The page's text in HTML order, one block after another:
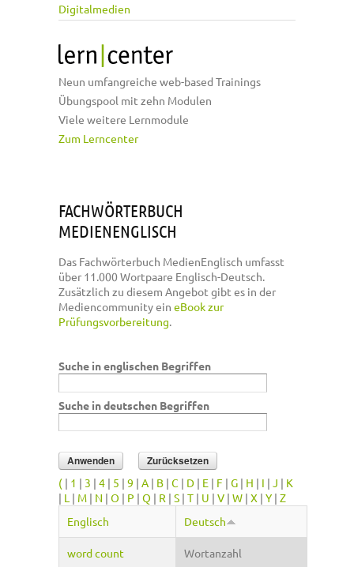
Digitalmedien
Neun umfangreiche web-based Trainings
Übungspool mit zehn Modulen
Viele weitere Lernmodule
Zum Lerncenter
FACHWÖRTERBUCH
MEDIENENGLISCH
Das Fachwörterbuch MedienEnglisch umfasst
über 11.000 Wortpaare Englisch-Deutsch.
Zusätzlich zu diesem Angebot gibt es in der
Mediencommunity ein eBook zur
Prüfungsvorbereitung.
Suche in englischen Begriffen
Suche in deutschen Begriffen
( | 1 | 3 | 4 | 5 | 9 | A | B | C | D | E | F | G | H | I | J | K
| L | M | N | O | P | Q | R | S | T | U | V | W | X | Y | Z
Englisch
Deutsch
word count Wortanzahl